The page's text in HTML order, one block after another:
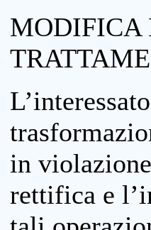
MODIFICA
in
rettifica e